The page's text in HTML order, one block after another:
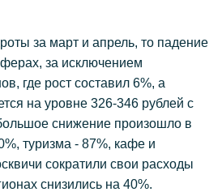
за март и апрель, то падение
за исключением
где рост составил 6%, а
на уровне 326-346 рублей с
снижение произошло в
туризма - 87%, кафе и
сократили свои расходы
снизились на 40%.